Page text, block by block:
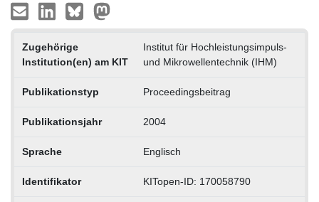
Zugehörige
Institution(en) am KIT
Institut für Hochleistungsimpuls-
und Mikrowellentechnik (IHM)
Publikationstyp Proceedingsbeitrag
Publikationsjahr 2004
Sprache Englisch
Identifikator KITopen-ID: 170058790